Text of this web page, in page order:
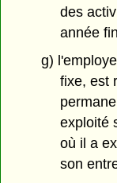
des
année
g)
fixe, est
exploité
où il a
son